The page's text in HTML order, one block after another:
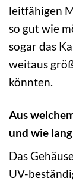
leitfähigen
so gut wie
sogar das
weitaus
könnten.
Aus
und wie
Das
UV-